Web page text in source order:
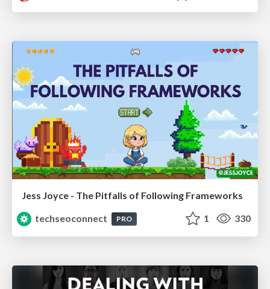
Jess Joyce - The Pitfalls of Following Frameworks
techseoconnect
PRO 1 330